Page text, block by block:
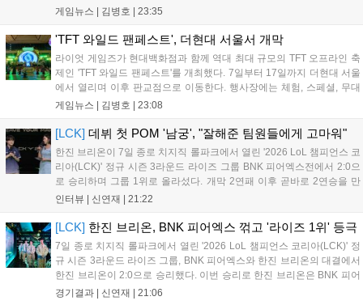
는 소속팀 없이 개인 자격으로 참가하는 독특한 대회 구조를 가지며, 누
17일까지 이어지는 이번 행사는 신규 세트 체험과 공연 등 다양한 즐길
거리를 제공하며, 이후 현대백화점 판교점에서도 행사가 이어질 예정입
니다. 연말에는 라스베이거스 오픈이 개최됩니다....
게임뉴스 | 김병호 | 23:35
'TFT 와일드 팬페스트', 더현대 서울서 개막
라이엇 게임즈가 현대백화점과 함께 역대 최대 규모의 TFT 오프라인 축
제인 'TFT 와일드 팬페스트'를 개최했다. 7일부터 17일까지 더현대 서울
에서 열리며 이후 판교점으로 이동한다. 행사장에는 체험, 스페셜, 무대
존이 마련됐으며 8일 오후 2시 인비테이셔널, 15일 오후 2시 스트리머
다. 사전 예약은 조기 마감될 만큼 큰 인기를 끌고 있다....
게임뉴스 | 김병호 | 23:08
[LCK] 데뷔 첫 POM '남궁', "잘해준 팀원들에게 고마워"
한진 브리온이 7일 종로 치지직 롤파크에서 열린 '2026 LoL 챔피언스 코
리아(LCK)' 정규 시즌 3라운드 라이즈 그룹 BNK 피어엑스전에서 2:0으
로 승리하며 그룹 1위로 올라섰다. 개막 2연패 이후 곧바로 2연승을 만
들어내면서 이어질 4라운드에 대한 기대감을 올렸다. 다음은 이날 데뷔
인터뷰 | 신연재 | 21:22
[LCK] 한진 브리온, BNK 피어엑스 꺾고 '라이즈 1위' 등극
7일 종로 치지직 롤파크에서 열린 '2026 LoL 챔피언스 코리아(LCK)' 정
규 시즌 3라운드 라이즈 그룹, BNK 피어엑스와 한진 브리온의 대결에서
한진 브리온이 2:0으로 승리했다. 이번 승리로 한진 브리온은 BNK 피어
엑스를 제치고 라이즈 그룹 1위로 올라섰다. 1세트, 한진 브리온이 '로머'
경기결과 | 신연재 | 21:06